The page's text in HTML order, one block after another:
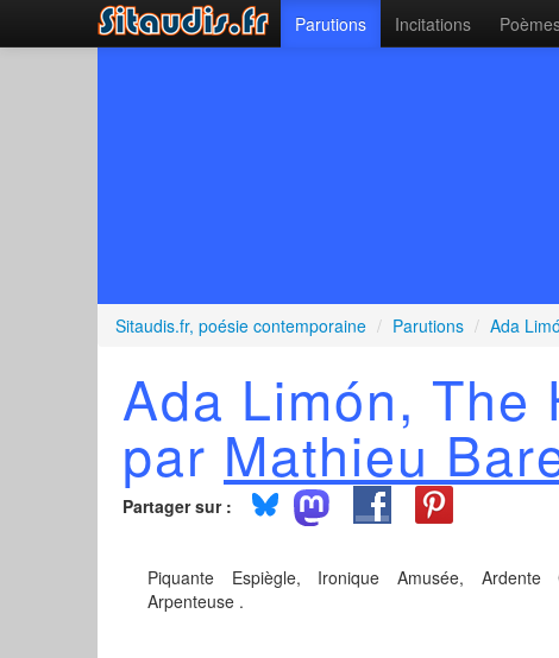
Parutions Incitations
Sitaudis.fr, poésie contemporaine / Parutions / Ada
Ada Limón, The
par Mathieu
Partager sur :
Piquante Espiègle, Ironique Amusée, Ardente
Arpenteuse .